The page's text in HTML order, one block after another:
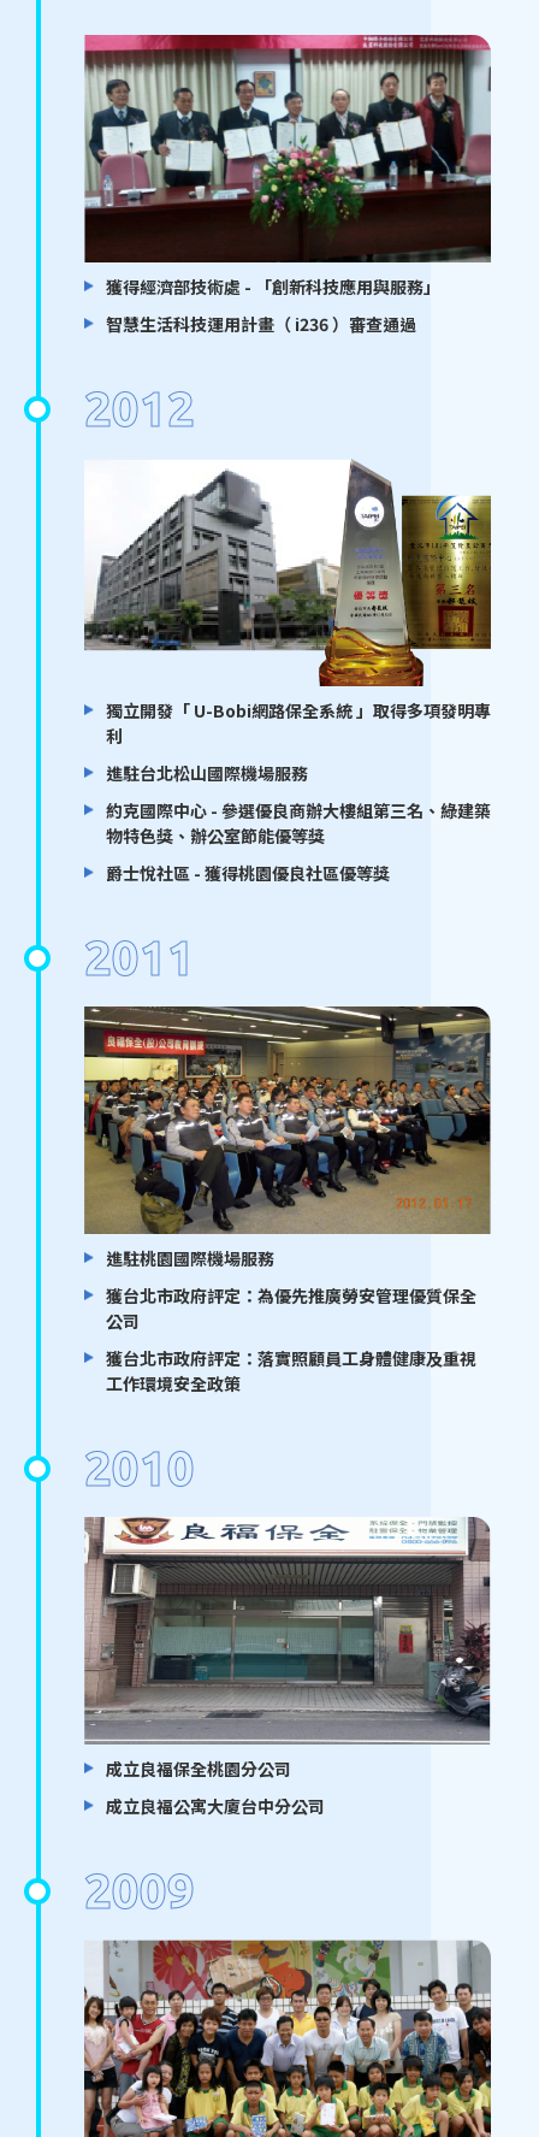
獲得經濟部技術處 - 「創新科技應用與服務」
智慧生活科技運用計畫（ i236 ）審查通過
2012
獨立開發「 U-Bobi網路保全系統 」取得多項發明專
利
進駐台北松山國際機場服務
約克國際中心 - 參選優良商辦大樓組第三名、綠建築
物特色獎、辦公室節能優等獎
爵士悅社區 - 獲得桃園優良社區優等獎
2011
進駐桃園國際機場服務
獲台北市政府評定：為優先推廣勞安管理優質保全
公司
獲台北市政府評定：落實照顧員工身體健康及重視
工作環境安全政策
2010
成立良福保全桃園分公司
成立良福公寓大廈台中分公司
2009